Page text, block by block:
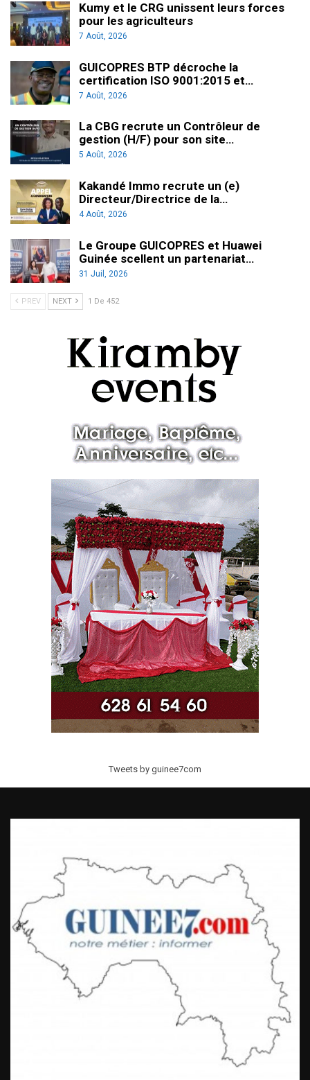
Kumy et le CRG unissent leurs forces
pour les agriculteurs
7 Août, 2026
GUICOPRES BTP décroche la
certification ISO 9001:2015 et…
7 Août, 2026
La CBG recrute un Contrôleur de
gestion (H/F) pour son site…
5 Août, 2026
Kakandé Immo recrute un (e)
Directeur/Directrice de la…
4 Août, 2026
Le Groupe GUICOPRES et Huawei
Guinée scellent un partenariat…
31 Juil, 2026
PREV NEXT 1 De 452
Tweets by guinee7com